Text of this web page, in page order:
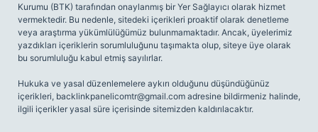
Kurumu (BTK) tarafından onaylanmış bir Yer Sağlayıcı olarak hizmet
vermektedir. Bu nedenle, sitedeki içerikleri proaktif olarak denetleme
veya araştırma yükümlülüğümüz bulunmamaktadır. Ancak, üyelerimiz
yazdıkları içeriklerin sorumluluğunu taşımakta olup, siteye üye olarak
bu sorumluluğu kabul etmiş sayılırlar.
Hukuka ve yasal düzenlemelere aykırı olduğunu düşündüğünüz
içerikleri, backlinkpanelicomtr@gmail.com adresine bildirmeniz halinde,
ilgili içerikler yasal süre içerisinde sitemizden kaldırılacaktır.